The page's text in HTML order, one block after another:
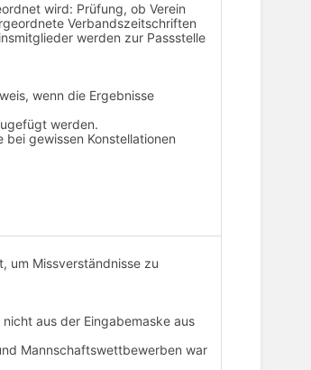
wird: Prüfung, ob Verein
Verbandszeitschriften
werden zur Passstelle
wenn die Ergebnisse
werden.
gewissen Konstellationen
um Missverständnisse zu
aus der Eingabemaske aus
Mannschaftswettbewerben war